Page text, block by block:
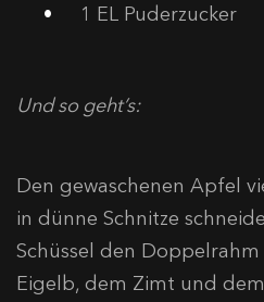
1 EL Puderzucker
Und so geht’s:
Den gewaschenen Apfel
in dünne Schnitze
Schüssel den
Eigelb, dem Zimt und